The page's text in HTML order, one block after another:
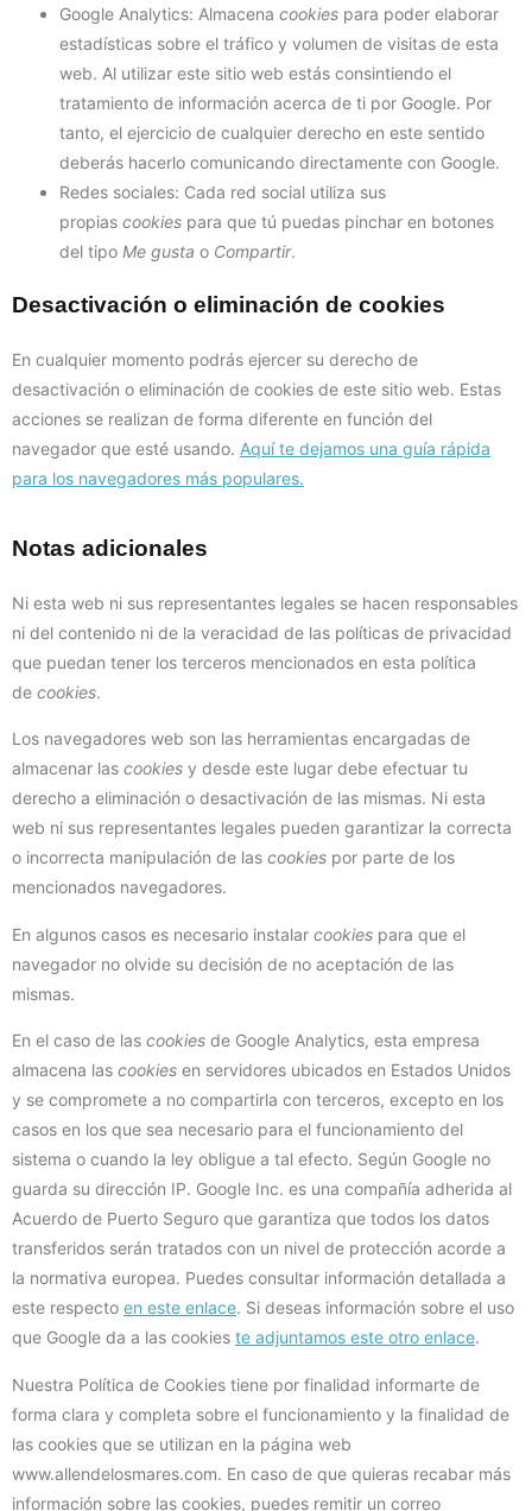
Google Analytics: Almacena cookies para poder elaborar
estadísticas sobre el tráfico y volumen de visitas de esta
web. Al utilizar este sitio web estás consintiendo el
tratamiento de información acerca de ti por Google. Por
tanto, el ejercicio de cualquier derecho en este sentido
deberás hacerlo comunicando directamente con Google.
Redes sociales: Cada red social utiliza sus
propias cookies para que tú puedas pinchar en botones
del tipo Me gusta o Compartir.
Desactivación o eliminación de cookies
En cualquier momento podrás ejercer su derecho de
desactivación o eliminación de cookies de este sitio web. Estas
acciones se realizan de forma diferente en función del
navegador que esté usando. Aquí te dejamos una guía rápida
para los navegadores más populares.
Notas adicionales
Ni esta web ni sus representantes legales se hacen responsables
ni del contenido ni de la veracidad de las políticas de privacidad
que puedan tener los terceros mencionados en esta política
de cookies.
Los navegadores web son las herramientas encargadas de
almacenar las cookies y desde este lugar debe efectuar tu
derecho a eliminación o desactivación de las mismas. Ni esta
web ni sus representantes legales pueden garantizar la correcta
o incorrecta manipulación de las cookies por parte de los
mencionados navegadores.
En algunos casos es necesario instalar cookies para que el
navegador no olvide su decisión de no aceptación de las
mismas.
En el caso de las cookies de Google Analytics, esta empresa
almacena las cookies en servidores ubicados en Estados Unidos
y se compromete a no compartirla con terceros, excepto en los
casos en los que sea necesario para el funcionamiento del
sistema o cuando la ley obligue a tal efecto. Según Google no
guarda su dirección IP. Google Inc. es una compañía adherida al
Acuerdo de Puerto Seguro que garantiza que todos los datos
transferidos serán tratados con un nivel de protección acorde a
la normativa europea. Puedes consultar información detallada a
este respecto en este enlace. Si deseas información sobre el uso
que Google da a las cookies te adjuntamos este otro enlace.
Nuestra Política de Cookies tiene por finalidad informarte de
forma clara y completa sobre el funcionamiento y la finalidad de
las cookies que se utilizan en la página web
www.allendelosmares.com. En caso de que quieras recabar más
información sobre las cookies, puedes remitir un correo